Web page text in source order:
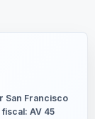
San Francisco
AV 45